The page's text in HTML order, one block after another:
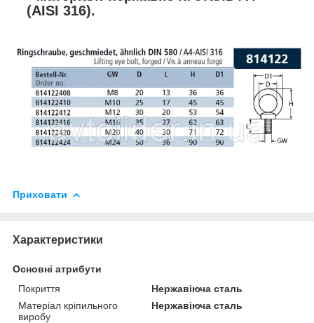
(AISI 316).
Приховати
Характеристики
Основні атрибути
Покриття
Нержавіюча сталь
Матеріал кріпильного
виробу
Нержавіюча сталь